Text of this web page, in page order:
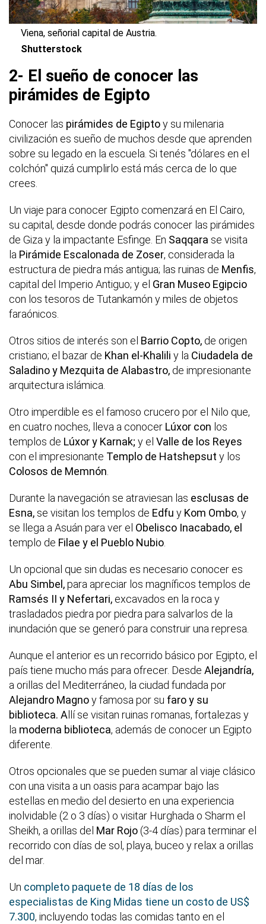
Viena, señorial capital de Austria.
Shutterstock
2- El sueño de conocer las
pirámides de Egipto
Conocer las pirámides de Egiptoy su milenaria
civilización es sueño de muchos desde que aprenden
sobre su legado en la escuela. Si tenés "dólares en el
colchón" quizá cumplirlo está más cerca de lo que
crees.
Un viaje para conocer Egipto comenzará en El Cairo,
su capital, desde donde podrás conocer las pirámides
de Giza y la impactante Esfinge. En Saqqara se visita
la Pirámide Escalonada de Zoser, considerada la
estructura de piedra más antigua; las ruinas de Menfis,
capital del Imperio Antiguo; y el Gran Museo Egipcio
con los tesoros de Tutankamón y miles de objetos
faraónicos.
Otros sitios de interés son el Barrio Copto, de origen
cristiano; el bazar de Khan el-Khalili y la Ciudadela de
Saladino y Mezquita de Alabastro, de impresionante
arquitectura islámica.
Otro imperdible es el famoso crucero por el Nilo que,
en cuatro noches, lleva a conocer Lúxor con los
templos de Lúxor y Karnak; y el Valle de los Reyes
con el impresionante Templo de Hatshepsut y los
Colosos de Memnón
Durante la navegación se atraviesan las esclusas de
Esna, se visitan los templos de Edfu y Kom Ombo, y
se llega a Asuán para ver el Obelisco Inacabado, el
templo de Filae y el Pueblo Nubio
Un opcional que sin dudas es necesario conocer es
Abu Simbel,para apreciar los magníficos templos de
Ramsés II y Nefertari, excavados en la roca y
trasladados piedra por piedra para salvarlos de la
inundación que se generó para construir una represa.
Aunque el anterior es un recorrido básico por Egipto, el
país tiene mucho más para ofrecer. Desde Alejandría,
a orillas del Mediterráneo, la ciudad fundada por
Alejandro Magnoy famosa por su faro y su
biblioteca. Allí se visitan ruinas romanas, fortalezas y
la moderna biblioteca, además de conocer un Egipto
diferente.
Otros opcionales que se pueden sumar al viaje clásico
con una visita a un oasis para acampar bajo las
estellas en medio del desierto en una experiencia
inolvidable (2 o 3 días) o visitar Hurghada o Sharm el
Sheikh, a orillas del Mar Rojo (3-4 días) para terminar el
recorrido con días de sol, playa, buceo y relax a orillas
del mar.
Un completo paquete de 18 días de los
especialistas de King Midas tiene un costo de US$
7.300, incluyendo todas las comidas tanto en el